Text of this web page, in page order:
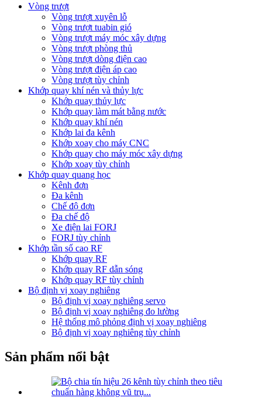
Vòng trượt
Vòng trượt xuyên lỗ
Vòng trượt tuabin gió
Vòng trượt máy móc xây dựng
Vòng trượt phòng thủ
Vòng trượt dòng điện cao
Vòng trượt điện áp cao
Vòng trượt tùy chỉnh
Khớp quay khí nén và thủy lực
Khớp quay thủy lực
Khớp quay làm mát bằng nước
Khớp quay khí nén
Khớp lai đa kênh
Khớp xoay cho máy CNC
Khớp quay cho máy móc xây dựng
Khớp xoay tùy chỉnh
Khớp quay quang học
Kênh đơn
Đa kênh
Chế độ đơn
Đa chế độ
Xe điện lai FORJ
FORJ tùy chỉnh
Khớp tần số cao RF
Khớp quay RF
Khớp quay RF dẫn sóng
Khớp quay RF tùy chỉnh
Bộ định vị xoay nghiêng
Bộ định vị xoay nghiêng servo
Bộ định vị xoay nghiêng đo lường
Hệ thống mô phỏng định vị xoay nghiêng
Bộ định vị xoay nghiêng tùy chỉnh
Sản phẩm nổi bật